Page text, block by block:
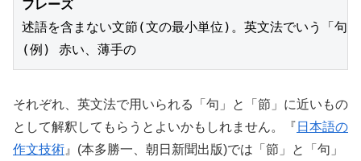
フレーズ
述語を含まない文節(文の最小単位)。英文法でいう「句」
それぞれ、英文法で用いられる「句」と「節」に近いもの
として解釈してもらうとよいかもしれません。『 日本語の
作文技術 』(本多勝一、朝日新聞出版)では「節」と「句」